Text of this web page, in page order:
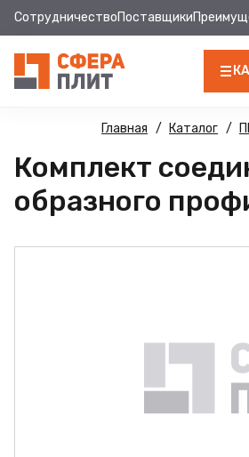
СотрудничествоПоставщики
Главная Каталог
Комплект
образного